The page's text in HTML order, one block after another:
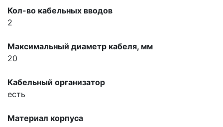
Кол-во кабельных вводов
2
Максимальный диаметр кабеля, мм
20
Кабельный организатор
есть
Материал корпуса